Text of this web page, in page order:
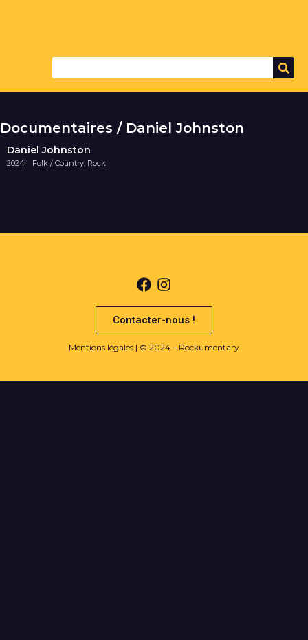
Documentaires / Daniel Johnston
Daniel Johnston
2024 Folk / Country, Rock
Contacter-nous !
Mentions légales | © 2024 – Rockumentary